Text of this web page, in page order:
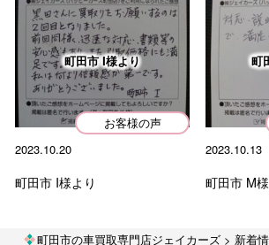
町田市 I様より
お客様の声
2023.10.20
町田市 I様より
町
2023.10.13
町田市 M
町田市の車買取専門店ジェイカーズ > 新着
車の買取事例
お客様の声
中古車販売
ブログ
お知らせ